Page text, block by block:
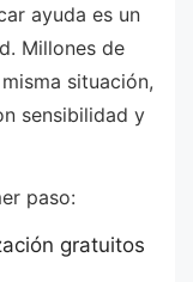
ayuda es un
Millones de
situación,
sensibilidad y
paso:
gratuitos